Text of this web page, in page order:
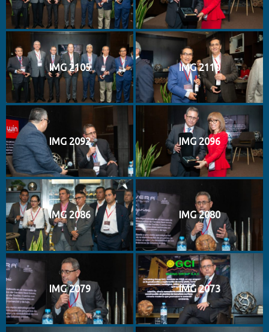
IMG 2105 IMG 2110
IMG 2092 IMG 2096
IMG 2086 IMG 2080
IMG 2079 IMG 2073